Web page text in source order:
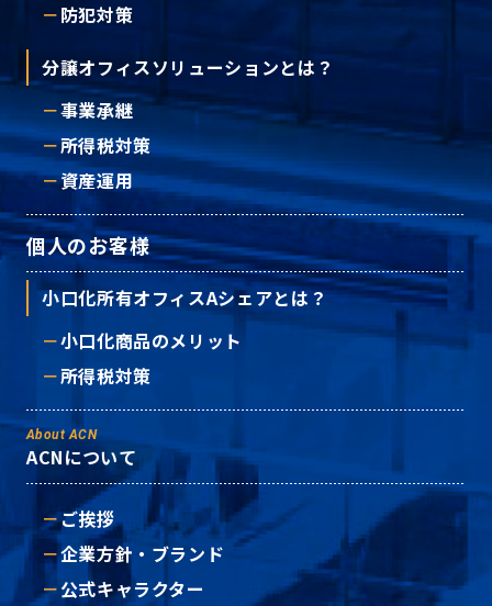
防犯対策
分譲オフィスソリューションとは？
事業承継
所得税対策
資産運用
個人のお客様
小口化所有オフィスAシェアとは？
小口化商品のメリット
所得税対策
About ACN
ACNについて
ご挨拶
企業方針・ブランド
公式キャラクター